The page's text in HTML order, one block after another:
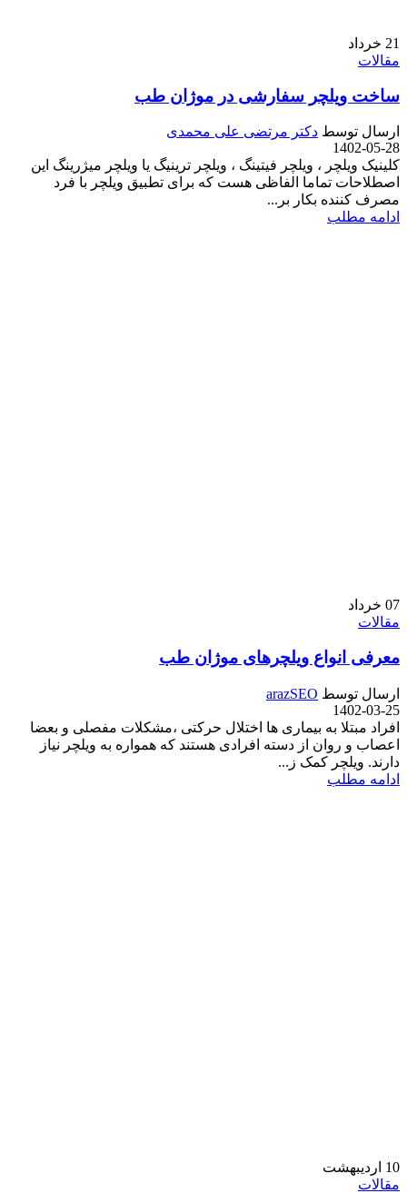
21 خرداد
مقالات
ساخت ویلچر سفارشی در موژان طب
ارسال توسط دکتر مرتضی علی محمدی
1402-05-28
کلینیک ویلچر ، ویلچر فیتینگ ، ویلچر ترینیگ یا ویلچر میژرینگ این
اصطلاحات تماما الفاظی هست که برای تطبیق ویلچر با فرد
مصرف کننده بکار بر...
ادامه مطلب
07 خرداد
مقالات
معرفی انواع ویلچرهای موژان طب
ارسال توسط arazSEO
1402-03-25
افراد مبتلا به بیماری ها اختلال حرکتی ،مشکلات مفصلی و بعضا
اعصاب و روان از دسته افرادی هستند که همواره به ویلچر نیاز
دارند. ویلچر کمک ز...
ادامه مطلب
10 اردیبهشت
مقالات